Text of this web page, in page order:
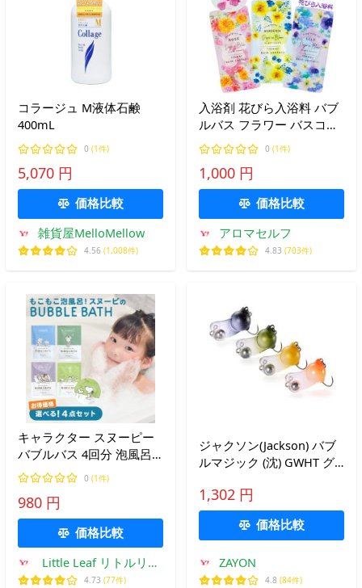
コラージュ M液体石鹸
400mL
0 (1件)
5,070 円
価格比較
雑貨屋MelloMellow
4.56 (1,008件)
入浴剤 花びら入浴料 バブ
ルバス フラワー バスコン
フェッティ ３種 デイズイ
ンブルーム オシャレなパ
ッケージ 送料無料
0 (1件)
1,000 円
価格比較
アロマセルフ
4.83 (703件)
キャラクター スヌーピー
バブルバス 4回分 泡風呂
入浴剤 子供 泡 香り付き
保湿成分 美容成分 配合 可
愛い プレゼント ハーブ ア
ロマ
0 (1件)
980 円
価格比較
Little Leaf リトルリー
フ公式ショップ
4.73 (77件)
ジャクソン(Jackson) バブ
ルマジック (沈) GWHT グ
1,302 円
価格比較
ZAYON
4.8 (84件)